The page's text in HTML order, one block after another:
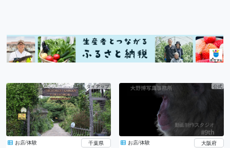
タイアップ
お店/体験 千葉県
公式
お店/体験 大阪府